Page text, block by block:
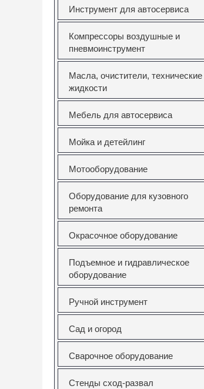
Инструмент для автосервиса
Компрессоры воздушные и
пневмоинструмент
Масла, очистители, технические
жидкости
Мебель для автосервиса
Мойка и детейлинг
Мотооборудование
Оборудование для кузовного
ремонта
Окрасочное оборудование
Подъемное и гидравлическое
оборудование
Ручной инструмент
Сад и огород
Сварочное оборудование
Стенды сход-развал